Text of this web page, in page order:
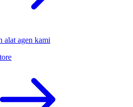
alat agen kami